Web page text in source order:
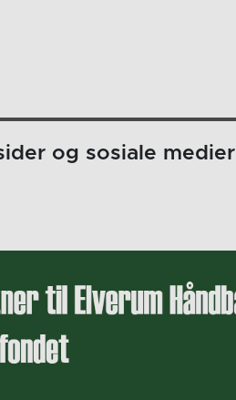
og sosiale medier